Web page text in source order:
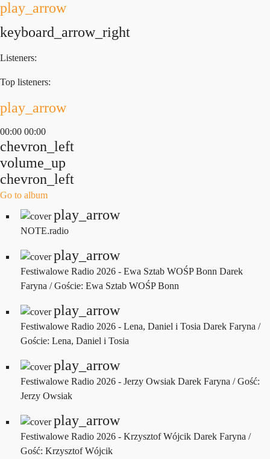
play_arrow
keyboard_arrow_right
Listeners:
Top listeners:
play_arrow
00:00 00:00
chevron_left
volume_up
chevron_left
Go to album
play_arrow
NOTE.radio
play_arrow
Festiwalowe Radio 2026 - Ewa Sztab WOŚP Bonn Darek
Faryna / Goście: Ewa Sztab WOŚP Bonn
play_arrow
Festiwalowe Radio 2026 - Lena, Daniel i Tosia Darek Faryna /
Goście: Lena, Daniel i Tosia
play_arrow
Festiwalowe Radio 2026 - Jerzy Owsiak Darek Faryna / Gość:
Jerzy Owsiak
play_arrow
Festiwalowe Radio 2026 - Krzysztof Wójcik Darek Faryna /
Gość: Krzysztof Wójcik